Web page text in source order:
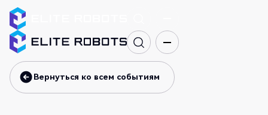
Вернуться ко всем событиям
Вернуться ко всем событиям